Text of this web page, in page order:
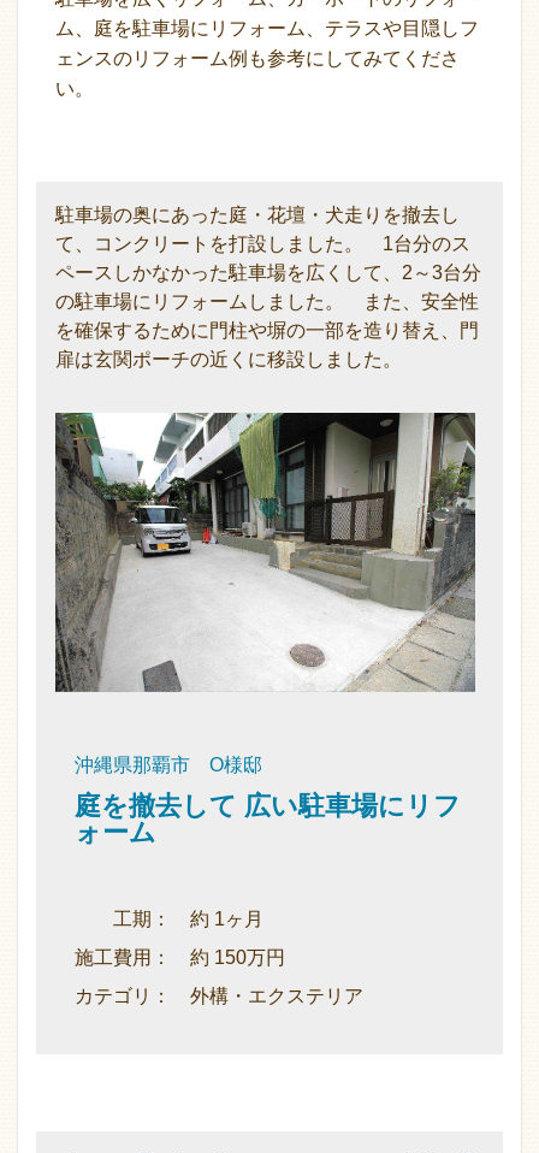
ム、庭を駐車場にリフォーム、テラスや目隠しフ
ェンスのリフォーム例も参考にしてみてくださ
い。
駐車場の奥にあった庭・花壇・犬走りを撤去し
て、コンクリートを打設しました。 1台分のス
ペースしかなかった駐車場を広くして、2～3台分
の駐車場にリフォームしました。 また、安全性
を確保するために門柱や塀の一部を造り替え、門
扉は玄関ポーチの近くに移設しました。
沖縄県那覇市 O様邸
庭を撤去して 広い駐車場にリフ
ォーム
工期： 約 1ヶ月
施工費用： 約 150万円
カテゴリ： 外構・エクステリア